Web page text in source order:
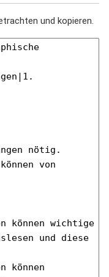
und kopieren.